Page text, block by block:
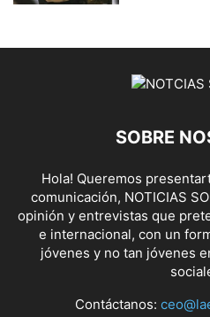
SOBRE
Hola! Queremos
comunicación, NOTICIAS
opinión y entrevistas que
e internacional, con un
jóvenes y no tan jóvenes
Contáctanos: